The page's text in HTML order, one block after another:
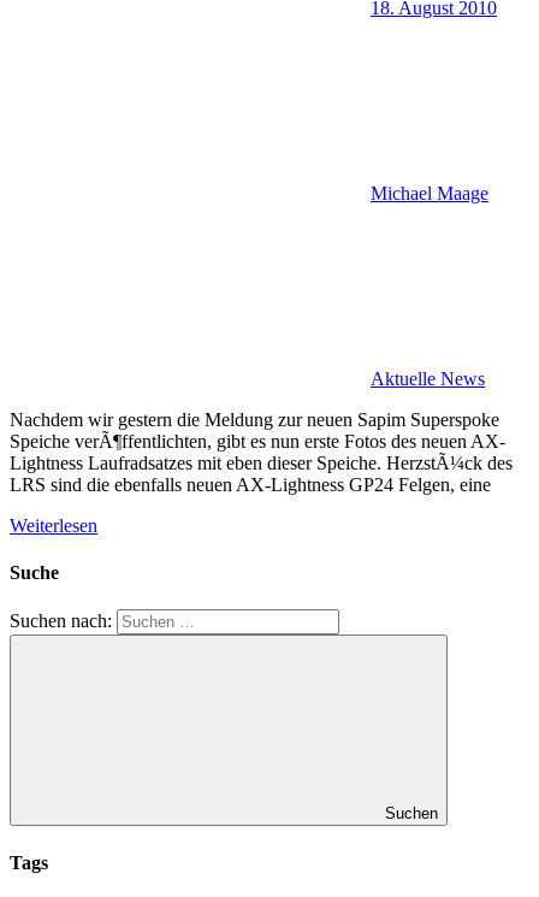
18. August 2010
Michael Maage
Aktuelle News
Nachdem wir gestern die Meldung zur neuen Sapim Superspoke
Speiche verÃ¶ffentlichten, gibt es nun erste Fotos des neuen AX-
Lightness Laufradsatzes mit eben dieser Speiche. HerzstÃ¼ck des
LRS sind die ebenfalls neuen AX-Lightness GP24 Felgen, eine
Weiterlesen
Suche
Suchen nach:
Suchen
Tags